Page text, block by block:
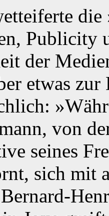
die
Publicity
der
etwas
von
seines
sich mit